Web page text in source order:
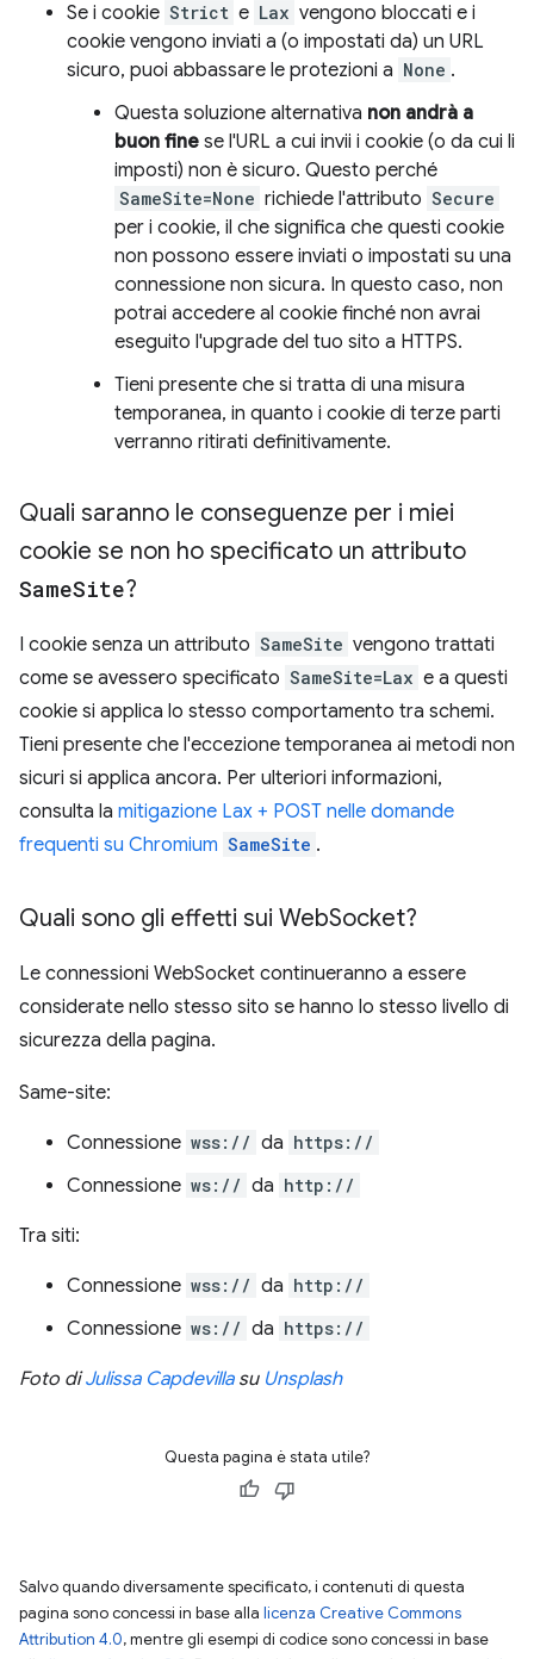
Se i cookie Strict e Lax vengono bloccati e i
cookie vengono inviati a (o impostati da) un URL
sicuro, puoi abbassare le protezioni a None .
Questa soluzione alternativa non andrà a
buon fine se l'URL a cui invii i cookie (o da cui li
imposti) non è sicuro. Questo perché
SameSite=None richiede l'attributo Secure
per i cookie, il che significa che questi cookie
non possono essere inviati o impostati su una
connessione non sicura. In questo caso, non
potrai accedere al cookie finché non avrai
eseguito l'upgrade del tuo sito a HTTPS.
Tieni presente che si tratta di una misura
temporanea, in quanto i cookie di terze parti
verranno ritirati definitivamente.
Quali saranno le conseguenze per i miei
cookie se non ho specificato un attributo
SameSite?
I cookie senza un attributo SameSite vengono trattati
come se avessero specificato SameSite=Lax e a questi
cookie si applica lo stesso comportamento tra schemi.
Tieni presente che l'eccezione temporanea ai metodi non
sicuri si applica ancora. Per ulteriori informazioni,
consulta la mitigazione Lax + POST nelle domande
frequenti su Chromium SameSite .
Quali sono gli effetti sui WebSocket?
Le connessioni WebSocket continueranno a essere
considerate nello stesso sito se hanno lo stesso livello di
sicurezza della pagina.
Same-site:
Connessione wss:// da https://
Connessione ws:// da http://
Tra siti:
Connessione wss:// da http://
Connessione ws:// da https://
Foto diJulissa Capdevillasu Unsplash
Questa pagina è stata utile?
Salvo quando diversamente specificato, i contenuti di questa
pagina sono concessi in base alla licenza Creative Commons
Attribution 4.0, mentre gli esempi di codice sono concessi in base